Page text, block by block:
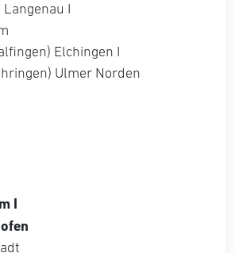
Langenau I
Elchingen I
Ulmer Norden
I